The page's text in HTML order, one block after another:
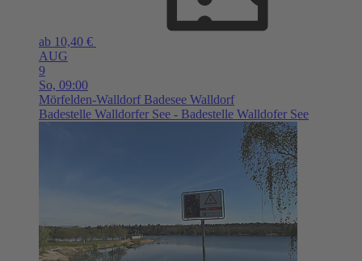
ab 10,40 €
AUG
9
So, 09:00
Mörfelden-Walldorf Badesee Walldorf
Badestelle Walldorfer See - Badestelle Walldofer See